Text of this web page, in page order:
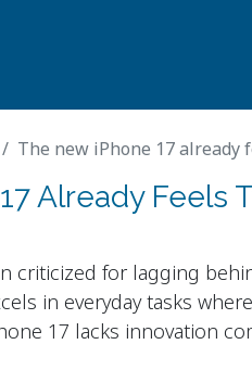
The new iPhone 17 already
Already Feels
criticized for lagging
in everyday tasks
17 lacks innovation